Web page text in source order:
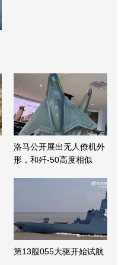
洛马公开展出无人僚机外
形，和歼-50高度相似
第13艘055大驱开始试航